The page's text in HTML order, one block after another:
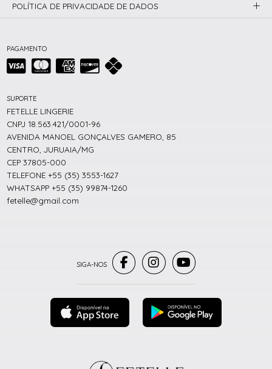
PAGAMENTO
SUPORTE
FETELLE LINGERIE
CNPJ 18.563.421/0001-96
AVENIDA MANOEL GONÇALVES GAMERO, 85
CENTRO, JURUAIA/MG
CEP 37805-000
TELEFONE +55 (35) 3553-1627
WHATSAPP +55 (35) 99874-1260
fetelle@gmail.com
POLÍTICA DE PRIVACIDADE DE DADOS